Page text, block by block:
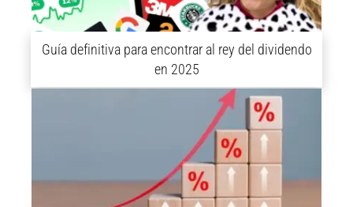
Guía definitiva para encontrar al rey del dividendo
en 2025